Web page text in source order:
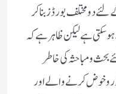
دو مختلف بورڈز بناکر
ہے لیکن ظاہر ہے کہ
و مباحثہ کی خاطر
و خوض کرنے والے اور